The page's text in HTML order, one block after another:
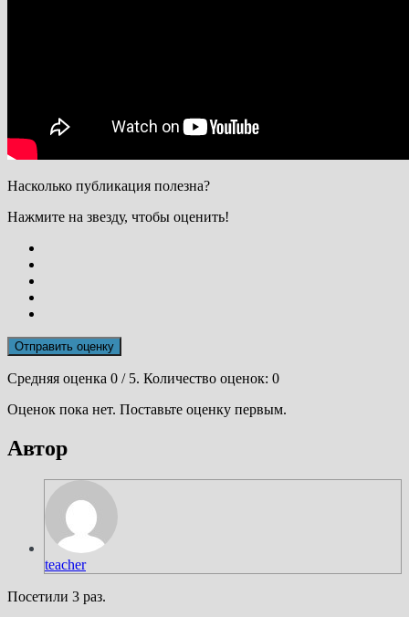
Насколько публикация полезна?
Нажмите на звезду, чтобы оценить!
Отправить оценку
Средняя оценка 0 / 5. Количество оценок: 0
Оценок пока нет. Поставьте оценку первым.
Автор
teacher
Посетили 3 раз.